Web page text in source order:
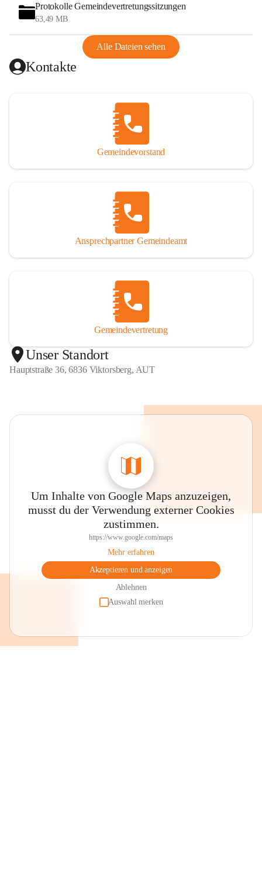
Protokolle Gemeindevertretungssitzungen
63,49 MB
Alle Dateien sehen
Kontakte
Gemeindevorstand
Ansprechpartner Gemeindeamt
Gemeindevertretung
Unser Standort
Hauptstraße 36, 6836 Viktorsberg, AUT
Um Inhalte von Google Maps anzuzeigen,
musst du der Verwendung externer Cookies
zustimmen.
https://www.google.com/maps
Mehr erfahren
Akzeptieren und anzeigen
Ablehnen
Auswahl merken